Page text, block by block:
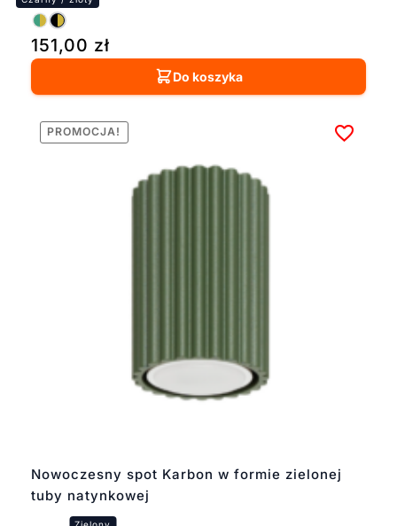
151,00 zł
Do koszyka
Nowoczesny spot Karbon w formie zielonej
tuby natynkowej
PROMOCJA!